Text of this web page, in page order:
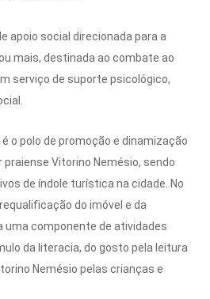
apoio social direcionada para a
mais, destinada ao combate ao
serviço de suporte psicológico,
o polo de promoção e dinamização
praiense Vitorino Nemésio, sendo
de índole turística na cidade. No
do imóvel e da
uma componente de atividades
da literacia, do gosto pela leitura
Nemésio pelas crianças e